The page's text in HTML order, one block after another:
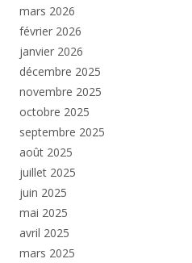
mars 2026
février 2026
janvier 2026
décembre 2025
novembre 2025
octobre 2025
septembre 2025
août 2025
juillet 2025
juin 2025
mai 2025
avril 2025
mars 2025